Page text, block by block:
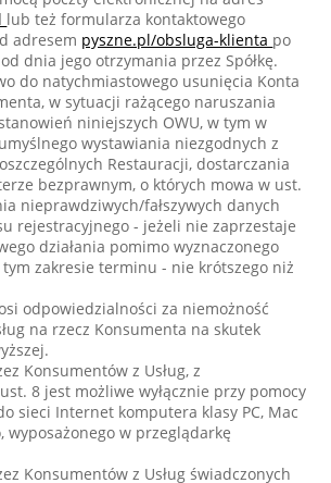
lub też formularza kontaktowego
adresem pyszne.pl/obsluga-klienta po
dnia jego otrzymania przez Spółkę.
do natychmiastowego usunięcia Konta
w sytuacji rażącego naruszania
niniejszych OWU, w tym w
wystawiania niezgodnych z
Restauracji, dostarczania
bezprawnym, o których mowa w ust.
nieprawdziwych/fałszywych danych
rejestracyjnego - jeżeli nie zaprzestaje
działania pomimo wyznaczonego
tym zakresie terminu - nie krótszego niż
odpowiedzialności za niemożność
na rzecz Konsumenta na skutek
Konsumentów z Usług, z
8 jest możliwe wyłącznie przy pomocy
sieci Internet komputera klasy PC, Mac
wyposażonego w przeglądarkę
Konsumentów z Usług świadczonych